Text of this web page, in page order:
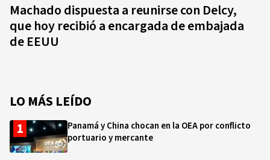
Machado dispuesta a reunirse con Delcy,
que hoy recibió a encargada de embajada
de EEUU
LO MÁS LEÍDO
Panamá y China chocan en la OEA por conflicto
portuario y mercante